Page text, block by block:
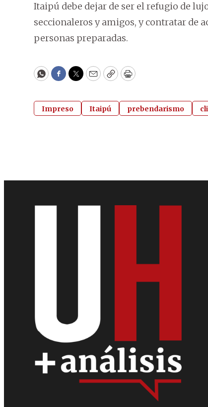
Itaipú debe dejar de ser el refugio de
seccionaleros y amigos, y contratar de
personas preparadas.
WhatsApp
Facebook
Twitter
EmailCopyPrint
Impreso Itaipú prebendarismo